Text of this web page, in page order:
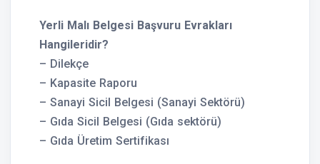
Yerli Malı Belgesi Başvuru Evrakları
Hangileridir?
– Dilekçe
– Kapasite Raporu
– Sanayi Sicil Belgesi (Sanayi Sektörü)
– Gıda Sicil Belgesi (Gıda sektörü)
– Gıda Üretim Sertifikası